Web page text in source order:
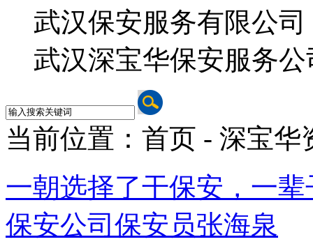
武汉保安服务有限公司
武汉深宝华保安服务公
当前位置：首页 - 深宝
一朝选择了干保安，一
保安公司保安员张海泉